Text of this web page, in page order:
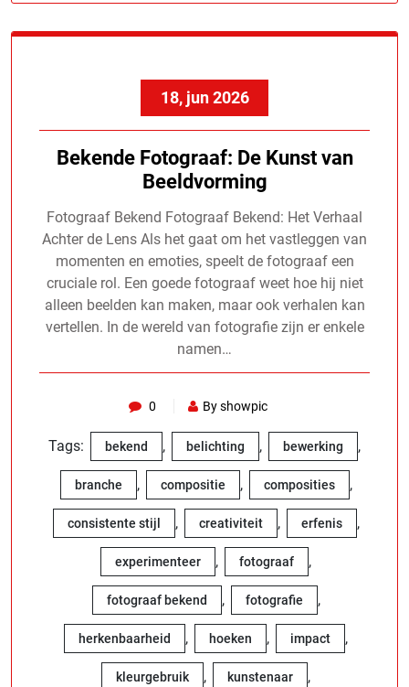
18, jun 2026
Bekende Fotograaf: De Kunst van
Beeldvorming
Fotograaf Bekend Fotograaf Bekend: Het Verhaal
Achter de Lens Als het gaat om het vastleggen van
momenten en emoties, speelt de fotograaf een
cruciale rol. Een goede fotograaf weet hoe hij niet
alleen beelden kan maken, maar ook verhalen kan
vertellen. In de wereld van fotografie zijn er enkele
namen…
0 By showpic
Tags: bekend , belichting , bewerking ,
branche , compositie , composities ,
consistente stijl , creativiteit , erfenis ,
experimenteer , fotograaf ,
fotograaf bekend , fotografie ,
herkenbaarheid , hoeken , impact ,
kleurgebruik , kunstenaar ,